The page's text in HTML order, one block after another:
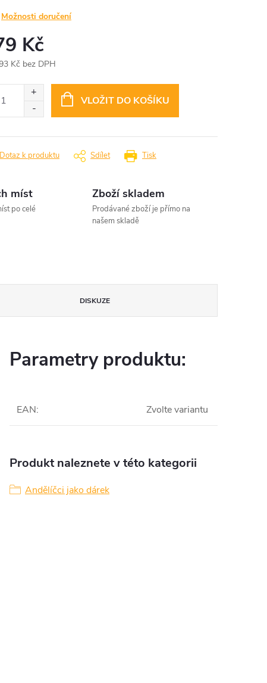
Možnosti doručení
Kč
Kč bez DPH
VLOŽIT DO KOŠÍKU
Tisk
Dotaz k produktu Sdílet
míst
po celé
Zboží skladem
Prodávané zboží je přímo na
našem skladě
DISKUZE
Parametry produktu:
EAN: Zvolte variantu
Produkt naleznete v této kategorii
Andělíčci jako dárek